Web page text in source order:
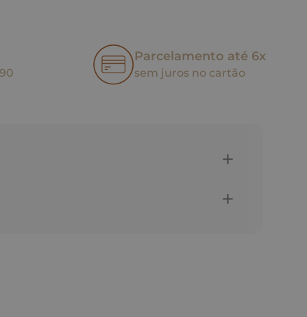
Parcelamento até 6x
sem juros no cartão